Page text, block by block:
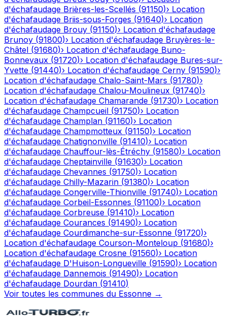
d'échafaudage Brières-les-Scellés (91150)› Location
d'échafaudage Briis-sous-Forges (91640)› Location
d'échafaudage Brouy (91150)› Location d'échafaudage
Brunoy (91800)› Location d'échafaudage Bruyères-le-
Châtel (91680)› Location d'échafaudage Buno-
Bonnevaux (91720)› Location d'échafaudage Bures-sur-
Yvette (91440)› Location d'échafaudage Cerny (91590)›
Location d'échafaudage Chalo-Saint-Mars (91780)›
Location d'échafaudage Chalou-Moulineux (91740)›
Location d'échafaudage Chamarande (91730)› Location
d'échafaudage Champcueil (91750)› Location
d'échafaudage Champlan (91160)› Location
d'échafaudage Champmotteux (91150)› Location
d'échafaudage Chatignonville (91410)› Location
d'échafaudage Chauffour-lès-Étréchy (91580)› Location
d'échafaudage Cheptainville (91630)› Location
d'échafaudage Chevannes (91750)› Location
d'échafaudage Chilly-Mazarin (91380)› Location
d'échafaudage Congerville-Thionville (91740)› Location
d'échafaudage Corbeil-Essonnes (91100)› Location
d'échafaudage Corbreuse (91410)› Location
d'échafaudage Courances (91490)› Location
d'échafaudage Courdimanche-sur-Essonne (91720)›
Location d'échafaudage Courson-Monteloup (91680)›
Location d'échafaudage Crosne (91560)› Location
d'échafaudage D'Huison-Longueville (91590)› Location
d'échafaudage Dannemois (91490)› Location
d'échafaudage Dourdan (91410)
Voir toutes les communes du Essonne →